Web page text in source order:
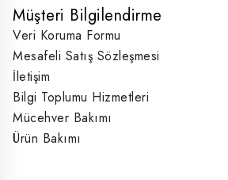
Müşteri Bilgilendirme
Veri Koruma Formu
Mesafeli Satış Sözleşmesi
İletişim
Bilgi Toplumu Hizmetleri
Mücehver Bakımı
Ürün Bakımı